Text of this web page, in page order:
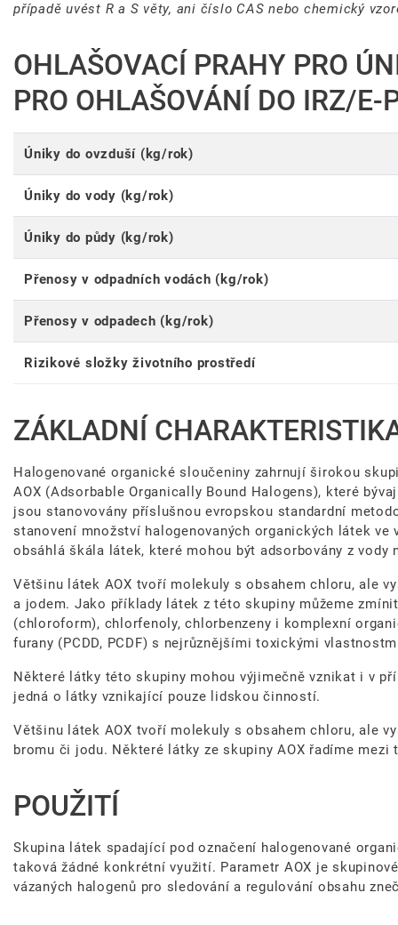
případě uvést R a S věty, ani číslo CAS nebo chemický
OHLAŠOVACÍ PRAHY PRO
PRO OHLAŠOVÁNÍ DO IRZ/E-
Úniky do ovzduší (kg/rok)
Úniky do vody (kg/rok)
Úniky do půdy (kg/rok)
Přenosy v odpadních vodách (kg/rok)
Přenosy v odpadech (kg/rok)
Rizikové složky životního prostředí
ZÁKLADNÍ
Halogenované organické sloučeniny zahrnují širokou
AOX (Adsorbable Organically Bound Halogens), které
jsou stanovovány příslušnou evropskou standardní
stanovení množství halogenovaných organických látek ve
obsáhlá škála látek, které mohou být adsorbovány z vody
Většinu látek AOX tvoří molekuly s obsahem chloru, ale
a jodem. Jako příklady látek z této skupiny můžeme
(chloroform), chlorfenoly, chlorbenzeny i komplexní
furany (PCDD, PCDF) s nejrůznějšími toxickými
Některé látky této skupiny mohou výjimečně vznikat i v
jedná o látky vznikající pouze lidskou činností.
Většinu látek AOX tvoří molekuly s obsahem chloru, ale
bromu či jodu. Některé látky ze skupiny AOX řadíme mezi
POUŽITÍ
Skupina látek spadající pod označení halogenované
taková žádné konkrétní využití. Parametr AOX je
vázaných halogenů pro sledování a regulování obsahu